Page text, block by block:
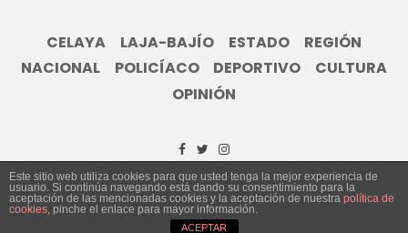
CELAYA LAJA-BAJÍO ESTADO
REGIÓN
NACIONAL
POLICÍACO DEPORTIVO
CULTURA
OPINIÓN
© Grupo Informativo Reporte Bajío 2023
Este sitio web utiliza cookies para que usted tenga la mejor experiencia de
usuario. Si continúa navegando está dando su consentimiento para la
aceptación de las mencionadas cookies y la aceptación de nuestra política de
cookies, pinche el enlace para mayor información.
ACEPTAR